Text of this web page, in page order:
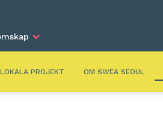
LOKALA PROJEKT OM SWEA SEOUL